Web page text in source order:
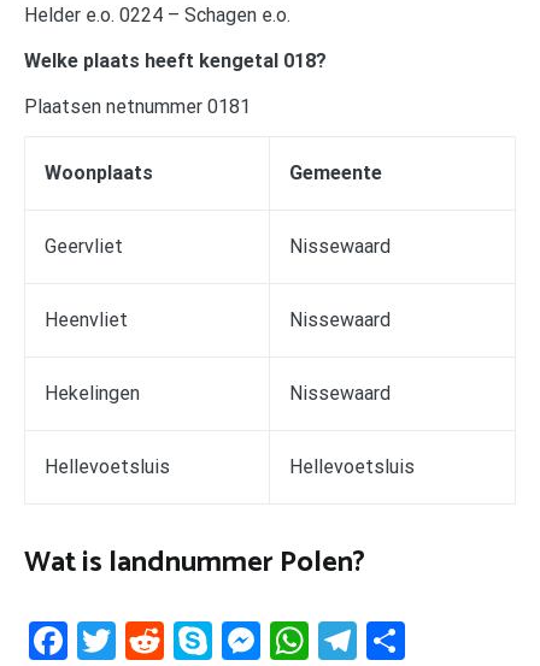
Helder e.o. 0224 – Schagen e.o.
Welke plaats heeft kengetal 018?
Plaatsen netnummer 0181
Woonplaats Gemeente
Geervliet Nissewaard
Heenvliet Nissewaard
Hekelingen Nissewaard
Hellevoetsluis Hellevoetsluis
Wat is landnummer Polen?
Facebook
Twitter
RedditSkypeMessenger
WhatsApp
Telegram